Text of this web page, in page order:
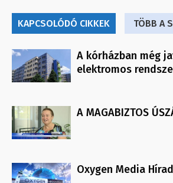
KAPCSOLÓDÓ CIKKEK TÖBB A
A kórházban még
elektromos
A MAGABIZTOS
Oxygen Media